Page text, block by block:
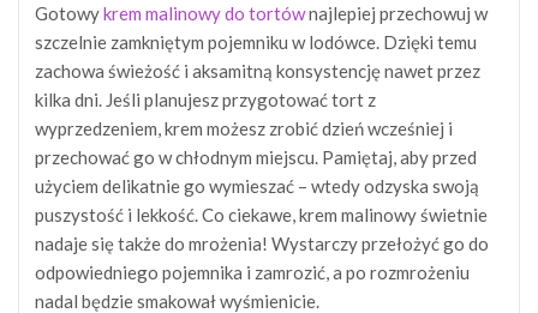
Gotowykrem malinowy do tortównajlepiej przechowuj w
szczelnie zamkniętym pojemniku w lodówce. Dzięki temu
zachowa świeżość i aksamitną konsystencję nawet przez
kilka dni. Jeśli planujesz przygotować tort z
wyprzedzeniem, krem możesz zrobić dzień wcześniej i
przechować go w chłodnym miejscu. Pamiętaj, aby przed
użyciem delikatnie go wymieszać – wtedy odzyska swoją
puszystość i lekkość. Co ciekawe, krem malinowy świetnie
nadaje się także do mrożenia! Wystarczy przełożyć go do
odpowiedniego pojemnika i zamrozić, a po rozmrożeniu
nadal będzie smakował wyśmienicie.